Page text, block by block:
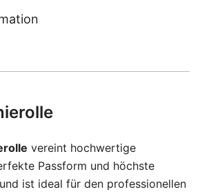
vereint hochwertige
Passform und höchste
ist ideal für den professionellen